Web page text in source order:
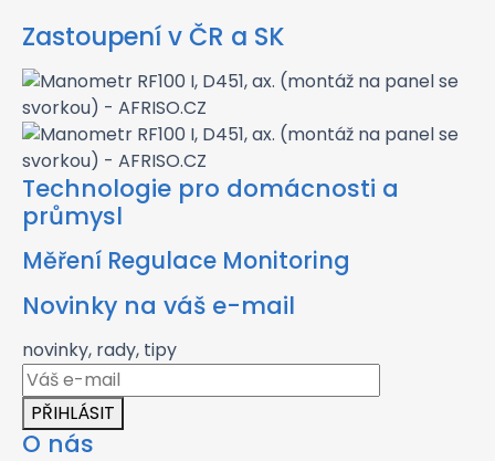
Zastoupení v ČR a SK
Technologie pro domácnosti a
průmysl
Měření Regulace Monitoring
Novinky na váš e-mail
novinky, rady, tipy
PŘIHLÁSIT
O nás